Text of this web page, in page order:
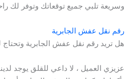
وسريعة تلبي جميع توقعاتك وتوفر لك
رقم نقل عفش الجابرية
هل تريد رقم نقل عفش الجابرية وتحتاج
عزيزي العميل ، لا داعي للقلق يوجد